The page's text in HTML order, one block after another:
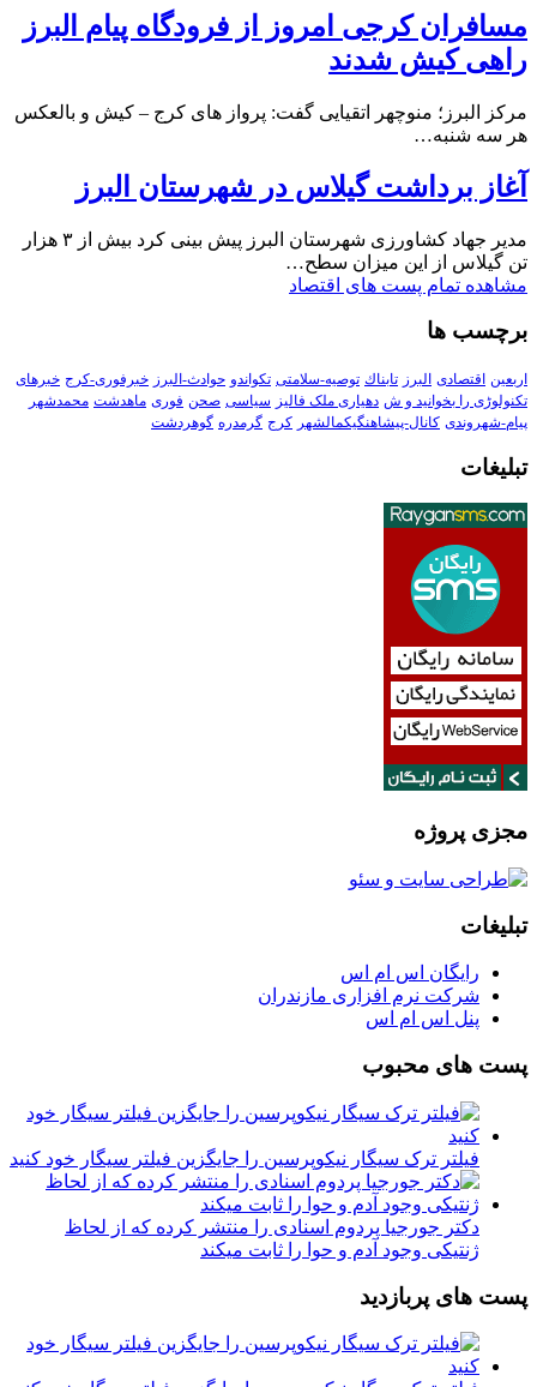
مسافران کرجی امروز از فرودگاه پیام البرز
راهی کیش شدند
مرکز البرز؛ منوچهر اتقیایی گفت: پرواز های کرج – کیش و بالعکس
هر سه شنبه…
آغاز برداشت گیلاس در شهرستان البرز
مدیر جهاد کشاورزی شهرستان البرز پیش بینی کرد بیش از ۳ هزار
تن گیلاس از این میزان سطح…
مشاهده تمام پست های اقتصاد
برچسب ها
اربعین اقتصادی البرز تابناك توصیه-سلامتی تکواندو حوادث-البرز خبرفوری-کرج خبرهای
تکنولوڑی را بخوانید و ش دهیاری ملک فالیز سیاسی صحن فوری ماهدشت محمدشهر
پیام-شهروندی کانال-پیشاهنگیکمالشهر کرج گرمدره گوهردشت
تبلیغات
مجزی پروژه
تبلیغات
رایگان اس ام اس
شرکت نرم افزاری مازندران
پنل اس ام اس
پست های محبوب
فیلتر ترک سیگار نیکوپرسین را جایگزین فیلتر سیگار خود کنید
دکتر جورجیا پردوم اسنادی را منتشر کرده که از لحاظ
ژنتیکی وجود آدم و حوا را ثابت میکند
پست های پربازدید